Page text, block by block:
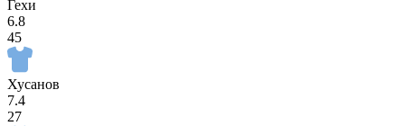
Гехи
6.8
45
Хусанов
7.4
27